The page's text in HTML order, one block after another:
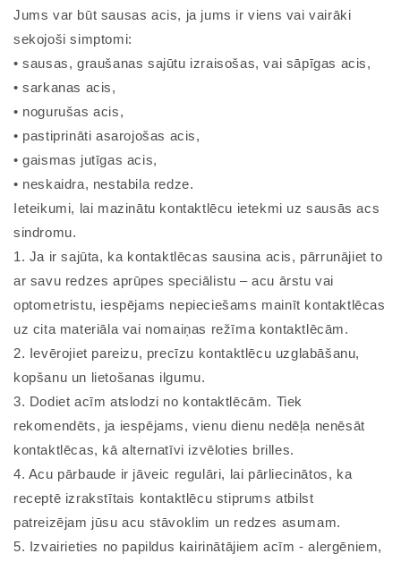
Jums var būt sausas acis, ja jums ir viens vai vairāki
sekojoši simptomi:
• sausas, graušanas sajūtu izraisošas, vai sāpīgas acis,
• sarkanas acis,
• nogurušas acis,
• pastiprināti asarojošas acis,
• gaismas jutīgas acis,
• neskaidra, nestabila redze.
Ieteikumi, lai mazinātu kontaktlēcu ietekmi uz sausās acs
sindromu.
1. Ja ir sajūta, ka kontaktlēcas sausina acis, pārrunājiet to
ar savu redzes aprūpes speciālistu – acu ārstu vai
optometristu, iespējams nepieciešams mainīt kontaktlēcas
uz cita materiāla vai nomaiņas režīma kontaktlēcām.
2. Ievērojiet pareizu, precīzu kontaktlēcu uzglabāšanu,
kopšanu un lietošanas ilgumu.
3. Dodiet acīm atslodzi no kontaktlēcām. Tiek
rekomendēts, ja iespējams, vienu dienu nedēļa nenēsāt
kontaktlēcas, kā alternatīvi izvēloties brilles.
4. Acu pārbaude ir jāveic regulāri, lai pārliecinātos, ka
receptē izrakstītais kontaktlēcu stiprums atbilst
patreizējam jūsu acu stāvoklim un redzes asumam.
5. Izvairieties no papildus kairinātājiem acīm - alergēniem,